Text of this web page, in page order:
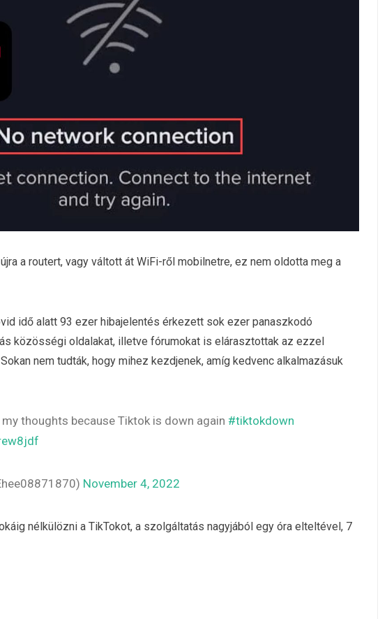
a routert, vagy váltott át WiFi-ről mobilnetre, ez nem oldotta meg a
idő alatt 93 ezer hibajelentés érkezett sok ezer panaszkodó
közösségi oldalakat, illetve fórumokat is elárasztottak az ezzel
nem tudták, hogy mihez kezdjenek, amíg kedvenc alkalmazásuk
thoughts because Tiktok is down again #tiktokdown
November 4, 2022
nélkülözni a TikTokot, a szolgáltatás nagyjából egy óra elteltével, 7